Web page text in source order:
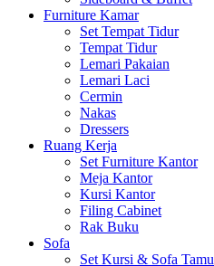
Furniture Kamar
Set Tempat Tidur
Tempat Tidur
Lemari Pakaian
Lemari Laci
Cermin
Nakas
Dressers
Ruang Kerja
Set Furniture Kantor
Meja Kantor
Kursi Kantor
Filing Cabinet
Rak Buku
Sofa
Set Kursi & Sofa Tamu